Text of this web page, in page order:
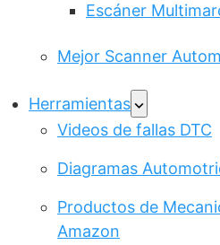
Escáner
Mejor Scanner
Herramientas
Videos de fallas DTC
Diagramas
Productos de
Amazon